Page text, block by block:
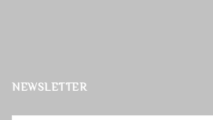
NEWSLETTER